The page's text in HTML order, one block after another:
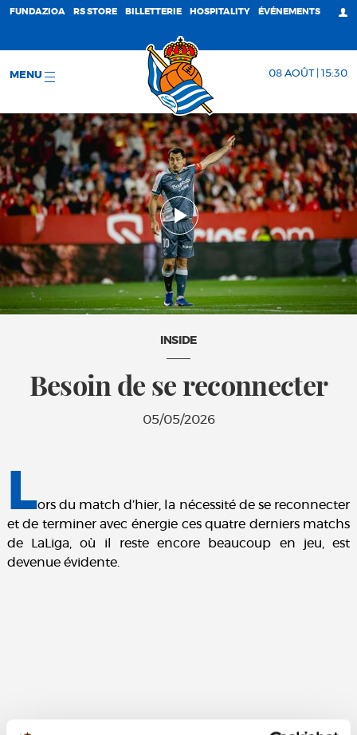
FUNDAZIOA RS STORE BILLETTERIE HOSPITALITY ÉVÉNEMENTS
MENU 08 AOÛT | 15:30
INSIDE
Besoin de se reconnecter
05/05/2026
Lors du match d’hier, la nécessité de se reconnecter
et de terminer avec énergie ces quatre derniers matchs
de LaLiga, où il reste encore beaucoup en jeu, est
devenue évidente.